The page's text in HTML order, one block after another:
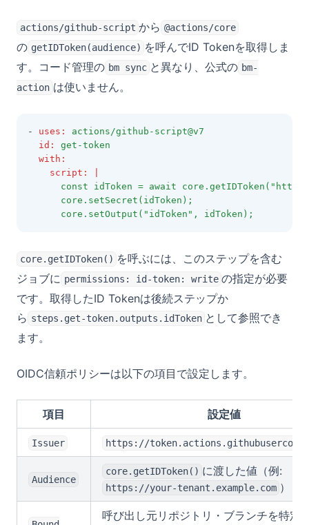
actions/github-script から @actions/core
の getIDToken(audience) を呼んでID Tokenを取得しま
す。コード管理の bm sync と異なり、公式の bm-
action は使いません。
- uses :
actions/github-script@v7
id :
get-token
with :
script :
const idToken = await
      core.setSecret(idToken);
      core.setOutput("idToken", idToken);
core.getIDToken() を呼ぶには、このステップを含む
ジョブに permissions: id-token: write の指定が必要
です。取得したID Tokenは後続ステップか
ら steps.get-token.outputs.idToken として参照でき
ます。
OIDC信頼ポリシーは以下の項目で設定します。
項目 設定値
Issuer https://
Audience
core.getIDToken() に渡した値（例:
https://your-tenant.example.com ）
呼び出し元リポジトリ・ブランチを特定